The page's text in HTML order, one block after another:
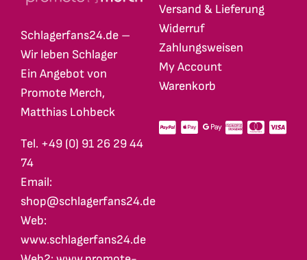
Schlagerfans24.de –
Wir leben Schlager
Ein Angebot von
Promote Merch,
Matthias Lohbeck
Tel. +49 (0) 91 26 29 44
74
Email:
shop@schlagerfans24.de
Web:
www.schlagerfans24.de
Versand & Lieferung
Widerruf
Zahlungsweisen
My Account
Warenkorb